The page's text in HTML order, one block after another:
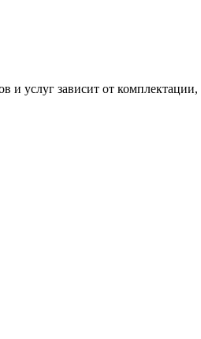
услуг зависит от